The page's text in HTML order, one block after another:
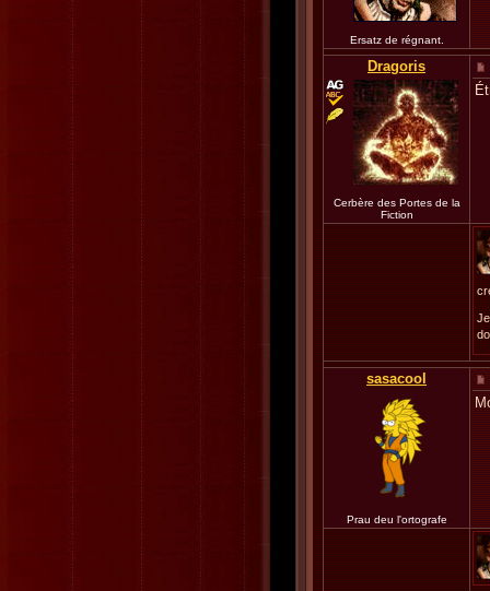
Ersatz de régnant.
Dragoris
Cerbère des Portes de la
Fiction
sasacool
Prau deu l'ortografe